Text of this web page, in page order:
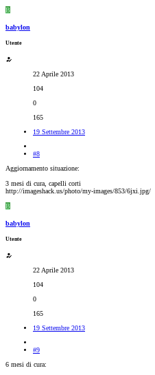
B
babylon
Utente
22 Aprile 2013
104
0
165
19 Settembre 2013
#8
Aggiornamento situazione:
3 mesi di cura, capelli corti
http://imageshack.us/photo/my-images/853/6jxi.jpg/
B
babylon
Utente
22 Aprile 2013
104
0
165
19 Settembre 2013
#9
6 mesi di cura: